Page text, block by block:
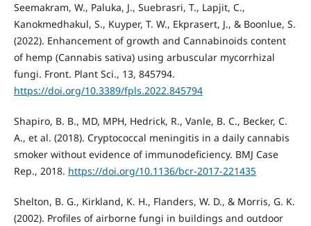
Seemakram, W., Paluka, J., Suebrasri, T., Lapjit, C.,
Kanokmedhakul, S., Kuyper, T. W., Ekprasert, J., & Boonlue, S.
(2022). Enhancement of growth and Cannabinoids content
of hemp (Cannabis sativa) using arbuscular mycorrhizal
fungi. Front. Plant Sci., 13, 845794.
https://doi.org/10.3389/fpls.2022.845794
Shapiro, B. B., MD, MPH, Hedrick, R., Vanle, B. C., Becker, C.
A., et al. (2018). Cryptococcal meningitis in a daily cannabis
smoker without evidence of immunodeficiency. BMJ Case
Rep., 2018. https://doi.org/10.1136/bcr-2017-221435
Shelton, B. G., Kirkland, K. H., Flanders, W. D., & Morris, G. K.
(2002). Profiles of airborne fungi in buildings and outdoor